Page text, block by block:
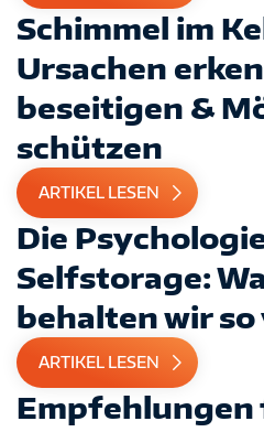
Schimmel im
Ursachen
beseitigen &
schützen
ARTIKEL LESEN
Die
Selfstorage:
behalten wir so
ARTIKEL LESEN
Empfehlungen